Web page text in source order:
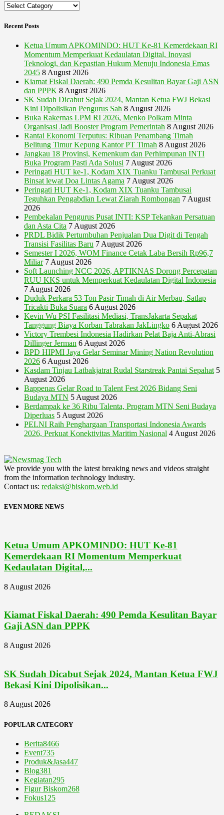
Categories
Recent Posts
Ketua Umum APKOMINDO: HUT Ke-81 Kemerdekaan RI
Momentum Memperkuat Kedaulatan Digital, Inovasi
Teknologi, dan Kepastian Hukum Menuju Indonesia Emas
2045 8 August 2026
Kiamat Fiskal Daerah: 490 Pemda Kesulitan Bayar Gaji ASN
dan PPPK 8 August 2026
SK Sudah Dicabut Sejak 2024, Mantan Ketua FWJ Bekasi
Kini Dipolisikan Pengurus Sah 8 August 2026
Buka Rakernas LPM RI 2026, Menko Polkam Minta
Organisasi Jadi Booster Program Pemerintah 8 August 2026
Rantai Ekonomi Terputus: Ribuan Penambang Timah
Belitung Timur Kepung Kantor PT Timah 8 August 2026
Jangkau 18 Provinsi, Kemenkum dan Perhimpunan INTI
Buka Program Pasti Ada Solusi 7 August 2026
Peringati HUT ke-1, Kodam XIX Tuanku Tambusai Perkuat
Binsat lewat Doa Lintas Agama 7 August 2026
Peringati HUT Ke-1, Kodam XIX Tuanku Tambusai
Teguhkan Pengabdian Lewat Ziarah Rombongan 7 August
2026
Pembekalan Pengurus Pusat INTI: KSP Tekankan Persatuan
dan Asta Cita 7 August 2026
PRDL Bidik Pertumbuhan Penjualan Dua Digit di Tengah
Transisi Fasilitas Baru 7 August 2026
Semester I 2026, WOM Finance Cetak Laba Bersih Rp96,7
Miliar 7 August 2026
Soft Launching NCC 2026, APTIKNAS Dorong Percepatan
RUU KKS untuk Memperkuat Kedaulatan Digital Indonesia
7 August 2026
Duduk Perkara 53 Ton Pasir Timah di Air Merbau, Satlap
Tricakti Buka Suara 6 August 2026
Kevin Wu PSI Fasilitasi Mediasi, TransJakarta Sepakat
Tanggung Biaya Korban Tabrakan JakLingko 6 August 2026
Victory Trembesi Indonesia Hadirkan Pelat Baja Anti-Abrasi
Dillinger Jerman 6 August 2026
BPD HIPMI Jaya Gelar Seminar Mining Nation Revolution
2026 6 August 2026
Kasdam Tinjau Latbakjatrat Rudal Starstreak Pantai Sepahat 5
August 2026
Bappenas Gelar Road to Talent Fest 2026 Bidang Seni
Budaya MTN 5 August 2026
Berdampak ke 36 Ribu Talenta, Program MTN Seni Budaya
Diperluas 5 August 2026
PELNI Raih Penghargaan Transportasi Indonesia Awards
2026, Perkuat Konektivitas Maritim Nasional 4 August 2026
We provide you with the latest breaking news and videos straight
from the information technology industry.
Contact us: redaksi@biskom.web.id
EVEN MORE NEWS
Ketua Umum APKOMINDO: HUT Ke-81
Kemerdekaan RI Momentum Memperkuat
Kedaulatan Digital,...
8 August 2026
Kiamat Fiskal Daerah: 490 Pemda Kesulitan Bayar
Gaji ASN dan PPPK
8 August 2026
SK Sudah Dicabut Sejak 2024, Mantan Ketua FWJ
Bekasi Kini Dipolisikan...
8 August 2026
POPULAR CATEGORY
Berita8466
Event735
Produk&Jasa447
Blog381
Kegiatan295
Figur Biskom268
Fokus125